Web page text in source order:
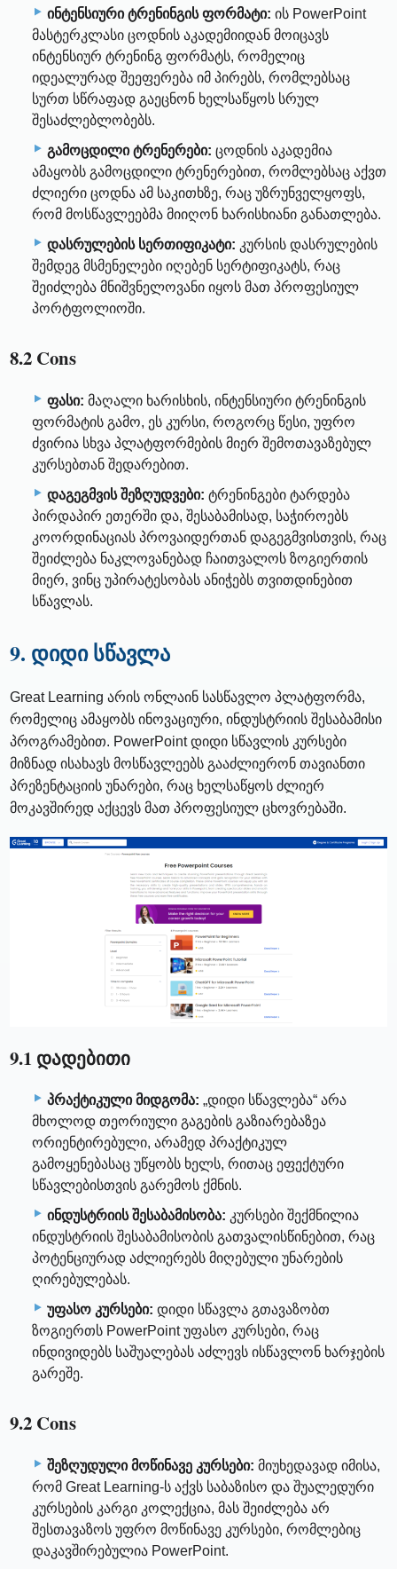
ინტენსიური ტრენინგის ფორმატი: ის PowerPoint
მასტერკლასი ცოდნის აკადემიიდან მოიცავს
ინტენსიურ ტრენინგ ფორმატს, რომელიც
იდეალურად შეეფერება იმ პირებს, რომლებსაც
სურთ სწრაფად გაეცნონ ხელსაწყოს სრულ
შესაძლებლობებს.
გამოცდილი ტრენერები: ცოდნის აკადემია
ამაყობს გამოცდილი ტრენერებით, რომლებსაც აქვთ
ძლიერი ცოდნა ამ საკითხზე, რაც უზრუნველყოფს,
რომ მოსწავლეებმა მიიღონ ხარისხიანი განათლება.
დასრულების სერთიფიკატი: კურსის დასრულების
შემდეგ მსმენელები იღებენ სერტიფიკატს, რაც
შეიძლება მნიშვნელოვანი იყოს მათ პროფესიულ
პორტფოლიოში.
8.2 Cons
ფასი: მაღალი ხარისხის, ინტენსიური ტრენინგის
ფორმატის გამო, ეს კურსი, როგორც წესი, უფრო
ძვირია სხვა პლატფორმების მიერ შემოთავაზებულ
კურსებთან შედარებით.
დაგეგმვის შეზღუდვები: ტრენინგები ტარდება
პირდაპირ ეთერში და, შესაბამისად, საჭიროებს
კოორდინაციას პროვაიდერთან დაგეგმვისთვის, რაც
შეიძლება ნაკლოვანებად ჩაითვალოს ზოგიერთის
მიერ, ვინც უპირატესობას ანიჭებს თვითდინებით
სწავლას.
9. დიდი სწავლა
Great Learning არის ონლაინ სასწავლო პლატფორმა,
რომელიც ამაყობს ინოვაციური, ინდუსტრიის შესაბამისი
პროგრამებით. PowerPoint დიდი სწავლის კურსები
მიზნად ისახავს მოსწავლეებს გააძლიერონ თავიანთი
პრეზენტაციის უნარები, რაც ხელსაწყოს ძლიერ
მოკავშირედ აქცევს მათ პროფესიულ ცხოვრებაში.
9.1 დადებითი
პრაქტიკული მიდგომა: „დიდი სწავლება“ არა
მხოლოდ თეორიული გაგების გაზიარებაზეა
ორიენტირებული, არამედ პრაქტიკულ
გამოყენებასაც უწყობს ხელს, რითაც ეფექტური
სწავლებისთვის გარემოს ქმნის.
ინდუსტრიის შესაბამისობა: კურსები შექმნილია
ინდუსტრიის შესაბამისობის გათვალისწინებით, რაც
პოტენციურად აძლიერებს მიღებული უნარების
ღირებულებას.
უფასო კურსები: დიდი სწავლა გთავაზობთ
ზოგიერთს PowerPoint უფასო კურსები, რაც
ინდივიდებს საშუალებას აძლევს ისწავლონ ხარჯების
გარეშე.
9.2 Cons
შეზღუდული მოწინავე კურსები: მიუხედავად იმისა,
რომ Great Learning-ს აქვს საბაზისო და შუალედური
კურსების კარგი კოლექცია, მას შეიძლება არ
შესთავაზოს უფრო მოწინავე კურსები, რომლებიც
დაკავშირებულია PowerPoint.